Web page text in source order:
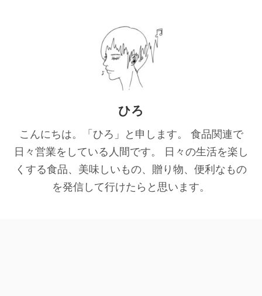
ひろ
こんにちは。「ひろ」と申します。 食品関連で
日々営業をしている人間です。 日々の生活を楽し
くする食品、美味しいもの、贈り物、便利なもの
を発信して行けたらと思います。